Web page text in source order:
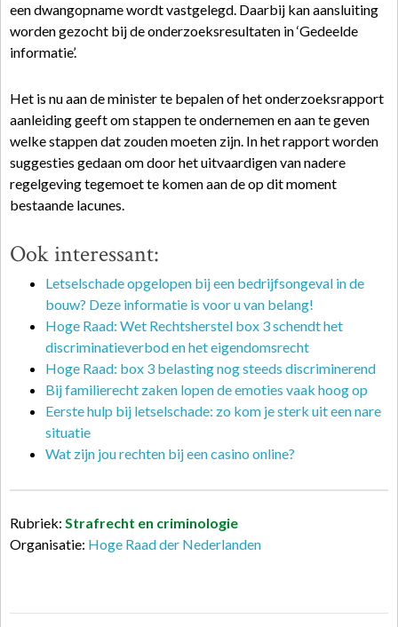
een dwangopname wordt vastgelegd. Daarbij kan aansluiting
worden gezocht bij de onderzoeksresultaten in ‘Gedeelde
informatie’.
Het is nu aan de minister te bepalen of het onderzoeksrapport
aanleiding geeft om stappen te ondernemen en aan te geven
welke stappen dat zouden moeten zijn. In het rapport worden
suggesties gedaan om door het uitvaardigen van nadere
regelgeving tegemoet te komen aan de op dit moment
bestaande lacunes.
Ook interessant:
Letselschade opgelopen bij een bedrijfsongeval in de
bouw? Deze informatie is voor u van belang!
Hoge Raad: Wet Rechtsherstel box 3 schendt het
discriminatieverbod en het eigendomsrecht
Hoge Raad: box 3 belasting nog steeds discriminerend
Bij familierecht zaken lopen de emoties vaak hoog op
Eerste hulp bij letselschade: zo kom je sterk uit een nare
situatie
Wat zijn jou rechten bij een casino online?
Rubriek: Strafrecht en criminologie
Organisatie: Hoge Raad der Nederlanden